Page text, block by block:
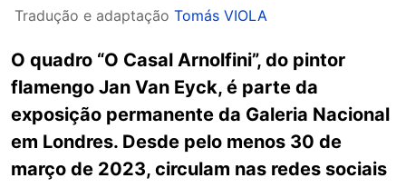
Tradução e adaptação Tomás VIOLA
O quadro “O Casal Arnolfini”, do pintor
flamengo Jan Van Eyck, é parte da
exposição permanente da Galeria Nacional
em Londres. Desde pelo menos 30 de
março de 2023, circulam nas redes sociais